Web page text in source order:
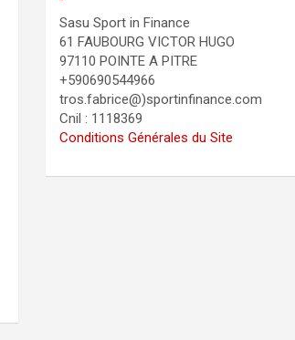
Sasu Sport in Finance
61 FAUBOURG VICTOR HUGO
97110 POINTE A PITRE
+590690544966
tros.fabrice@)sportinfinance.com
Cnil : 1118369
Conditions Générales du Site